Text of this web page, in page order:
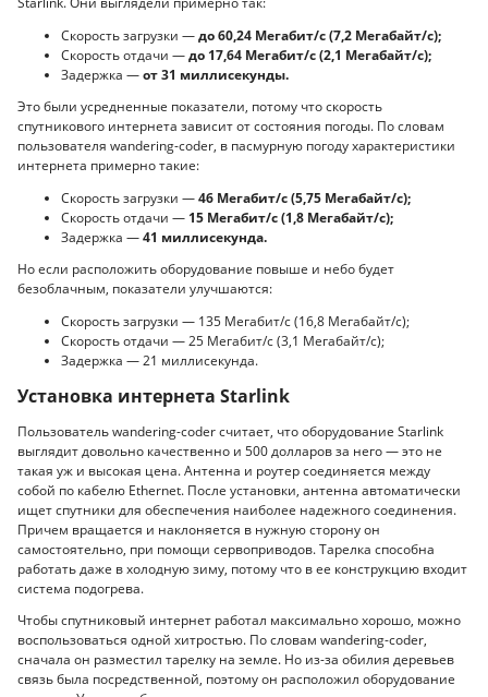
Скорость загрузки —до 60,24 Мегабит/с (7,2 Мегабайт/с);
Скорость отдачи —до 17,64 Мегабит/с (2,1 Мегабайт/с);
Задержка —от 31 миллисекунды.
Это были усредненные показатели, потому что скорость
спутникового интернета зависит от состояния погоды. По словам
пользователя wandering-coder, в пасмурную погоду характеристики
интернета примерно такие:
Скорость загрузки —46 Мегабит/с (5,75 Мегабайт/с);
Скорость отдачи — 15 Мегабит/с (1,8 Мегабайт/с);
Задержка —41 миллисекунда.
Но если расположить оборудование повыше и небо будет
безоблачным, показатели улучшаются:
Скорость загрузки — 135 Мегабит/с (16,8 Мегабайт/с);
Скорость отдачи — 25 Мегабит/с (3,1 Мегабайт/с);
Задержка — 21 миллисекунда.
Установка интернета Starlink
Пользователь wandering-coder считает, что оборудование Starlink
выглядит довольно качественно и 500 долларов за него — это не
такая уж и высокая цена. Антенна и роутер соединяется между
собой по кабелю Ethernet. После установки, антенна автоматически
ищет спутники для обеспечения наиболее надежного соединения.
Причем вращается и наклоняется в нужную сторону он
самостоятельно, при помощи сервоприводов. Тарелка способна
работать даже в холодную зиму, потому что в ее конструкцию входит
система подогрева.
Чтобы спутниковый интернет работал максимально хорошо, можно
воспользоваться одной хитростью. По словам wandering-coder,
сначала он разместил тарелку на земле. Но из-за обилия деревьев
связь была посредственной, поэтому он расположил оборудование